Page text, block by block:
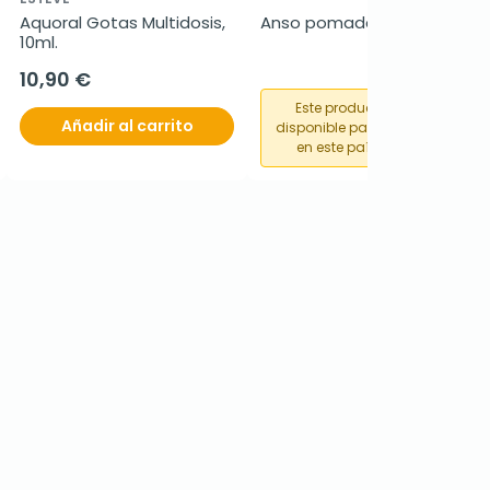
Aquoral Gotas Multidosis,
10ml.
10,90 €
Añadir al carrito
Anso pomada rectal, 50 g
Este producto no está
disponible para su compra
en este país o región.